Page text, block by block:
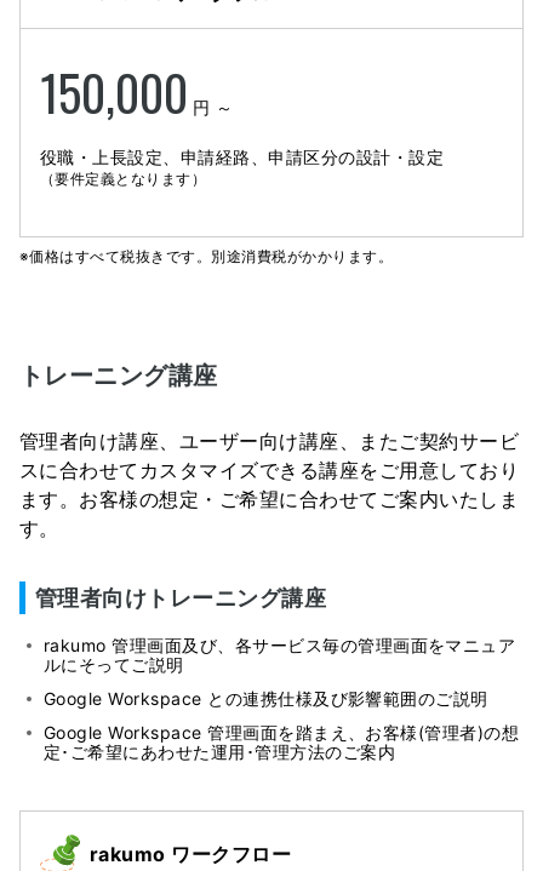
150,000 円 ～
役職・上長設定、申請経路、申請区分の設計・設定
（要件定義となります）
※価格はすべて税抜きです。別途消費税がかかります。
トレーニング講座
管理者向け講座、ユーザー向け講座、またご契約サービ
スに合わせてカスタマイズできる講座をご用意しており
ます。お客様の想定・ご希望に合わせてご案内いたしま
す。
管理者向けトレーニング講座
rakumo 管理画面及び、各サービス毎の管理画面をマニュア
ルにそってご説明
Google Workspace との連携仕様及び影響範囲のご説明
Google Workspace 管理画面を踏まえ、お客様(管理者)の想
定･ご希望にあわせた運用･管理方法のご案内
rakumo ワークフロー